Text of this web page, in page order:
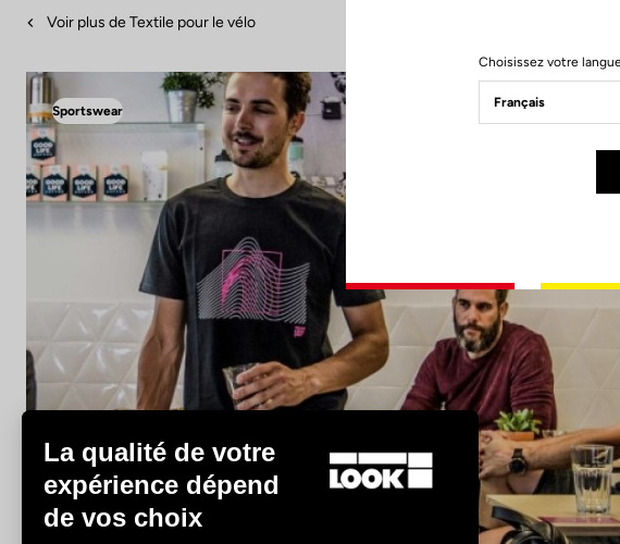
Voir plus de Textile pour le vélo
Sportswear
Sportswear
Découvrir
Choisissez votre
La qualité de votre
expérience dépend
de vos choix